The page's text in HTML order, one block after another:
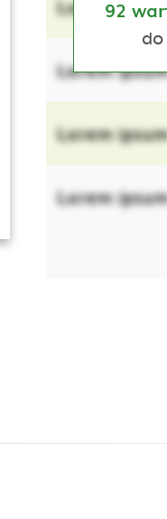
Lorem
Lorem
Lorem
Lorem
92